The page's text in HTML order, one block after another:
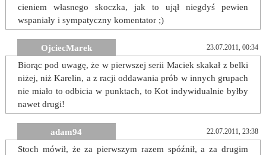
cieniem własnego skoczka, jak to ujął niegdyś pewien
wspaniały i sympatyczny komentator ;)
OjciecMarek 23.07.2011, 00:34
Biorąc pod uwagę, że w pierwszej serii Maciek skakał z belki
niżej, niż Karelin, a z racji oddawania prób w innych grupach
nie miało to odbicia w punktach, to Kot indywidualnie byłby
nawet drugi!
adam94 22.07.2011, 23:38
Stoch mówił, że za pierwszym razem spóźnił, a za drugim